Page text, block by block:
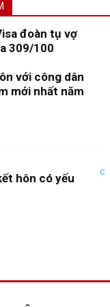
đoàn tụ vợ
309/100
với công dân
mới nhất năm
hôn có yếu